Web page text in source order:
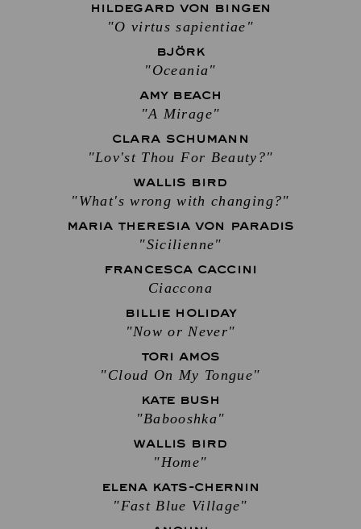
HILDEGARD VON BINGEN
"O virtus sapientiae"
BJÖRK
"Oceania"
AMY BEACH
"A Mirage"
CLARA SCHUMANN
"Lov'st Thou For Beauty?"
WALLIS BIRD
"What's wrong with changing?"
MARIA THERESIA VON PARADIS
"Sicilienne"
FRANCESCA CACCINI
Ciaccona
BILLIE HOLIDAY
"Now or Never"
TORI AMOS
"Cloud On My Tongue"
KATE BUSH
"Babooshka"
WALLIS BIRD
"Home"
ELENA KATS-CHERNIN
"Fast Blue Village"